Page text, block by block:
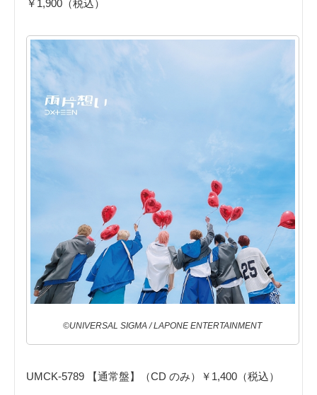
￥1,900（税込）
©UNIVERSAL SIGMA / LAPONE ENTERTAINMENT
UMCK-5789 【通常盤】（CD のみ）￥1,400（税込）